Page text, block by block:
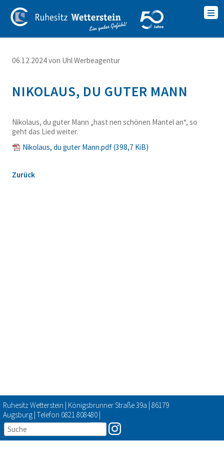
06.12.2024von Uhl Werbeagentur
NIKOLAUS, DU GUTER MANN
Nikolaus, du guter Mann „hast nen schönen Mantel an“, so
geht das Lied weiter.
Nikolaus, du guter Mann.pdf(398,7 KiB)
Zurück
Ruhesitz Wetterstein | Königsbrunner Straße 39a | 86179
Augsburg | Telefon 0821 808480 |
wetterstein.de